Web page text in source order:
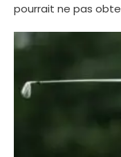
pourrait ne pas